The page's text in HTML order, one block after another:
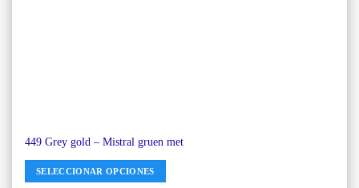
449 Grey gold – Mistral gruen met
SELECCIONAR OPCIONES